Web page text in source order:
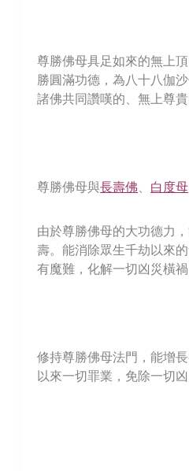
尊勝佛母具足如來的無上
勝圓滿功德，為八十八伽
諸佛共同讚嘆的、無上尊貴
尊勝佛母與長壽佛 白度母
由於尊勝佛母的大功德力
壽。能消除眾生千劫以來
有魔難，化解一切凶災橫禍
修持尊勝佛母法門，能增
以來一切罪業，免除一切凶